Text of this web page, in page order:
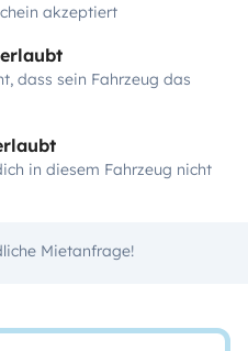
akzeptiert
dass sein Fahrzeug das
in diesem Fahrzeug nicht
Mietanfrage!